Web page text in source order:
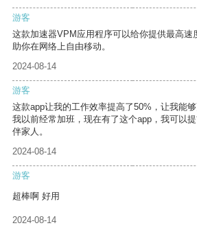
游客
这款加速器VPM应用程序可以给你提供最高速
助你在网络上自由移动。
2024-08-14
游客
这款app让我的工作效率提高了50%，让我能够
我以前经常加班，现在有了这个app，我可以
伴家人。
2024-08-14
游客
超棒啊 好用
2024-08-14